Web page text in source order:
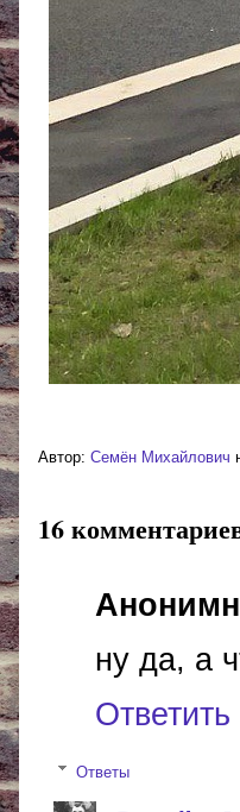
Автор: Cемён Михайлович
16
ну да, а
Ответить
Ответы